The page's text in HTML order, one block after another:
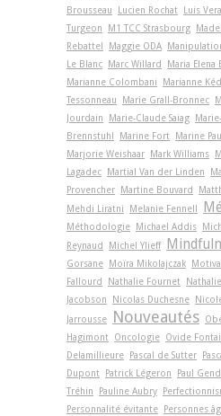
Brousseau
Lucien Rochat Luis Vera
Turgeon
M1 TCC Strasbourg
Rebattel
Maggie ODA
Le Blanc Marc Willard Maria Elena
Marianne Colombani
Marianne
Tessonneau
Marie Grall-Bronnec
Jourdain
Marie-Claude Saiag
Brennstuhl
Marine Fort Marine
Marjorie Weishaar Mark Williams
Lagadec Martial Van der Linden
Provencher Martine Bouvard
Mehdi Liratni
Melanie Fennell
Méthodologie Michael Addis
Reynaud
Michel Ylieff
Gorsane Moïra Mikolajczak
Fallourd
Nathalie Fournet
Jacobson
Nicolas Duchesne
Jarrousse
Nouveautés
Hagimont Oncologie Ovide
Delamillieure Pascal de Sutter
Dupont Patrick Légeron Paul
Tréhin
Pauline Aubry
Personnalité évitante Personnes